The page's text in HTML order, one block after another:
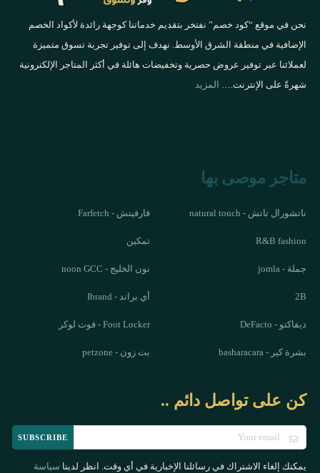
نحن في موقع “كود خصم” نفتخر بتقديم خدماتنا كوجهة رائدة لأكواد الخصم
الإضافية في منطقة الشرق الأوسط. نهدف إلى توفير تجربة تسوق متميزة
لعملائنا عبر توفير عروض حصرية وتخفيضات هائلة في أكثر المتاجر الإلكترونية
شهرةً على الإنترنت.…
المزيد
متاجر موصى بها
ناتشورال تاتش - natural touch فارفيتش - Farfetch
R&B fashion تمكين
جملة - jomla نون الخليج - noon GCC
2B أي براند - Ibrand
ديفاكتو - DeFacto Foot Locker - فوت لوكر
بشرة كير - basharacara بت زون - petzone
كن على تواصل دائم ..
SUBSCRIBE
يمكنك إلغاء الاشتراك في رسائلنا الإخبارية في أي وقت. انظر لدينا سياسة